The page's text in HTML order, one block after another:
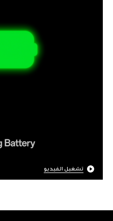
تشغيل الفيديو